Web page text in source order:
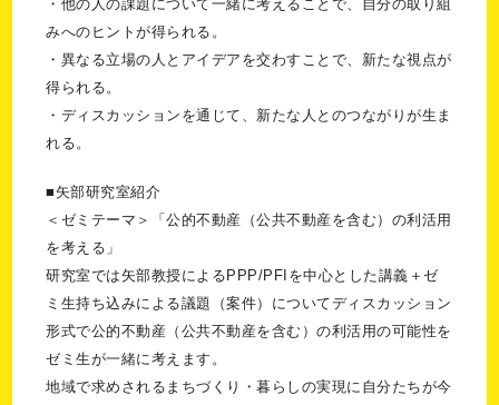
・他の人の課題について一緒に考えることで、自分の取り組
みへのヒントが得られる。
・異なる立場の人とアイデアを交わすことで、新たな視点が
得られる。
・ディスカッションを通じて、新たな人とのつながりが生ま
れる。
■矢部研究室紹介
＜ゼミテーマ＞「公的不動産（公共不動産を含む）の利活用
を考える」
研究室では矢部教授によるPPP/PFIを中心とした講義＋ゼ
ミ生持ち込みによる議題（案件）についてディスカッション
形式で公的不動産（公共不動産を含む）の利活用の可能性を
ゼミ生が一緒に考えます。
地域で求めされるまちづくり・暮らしの実現に自分たちが今